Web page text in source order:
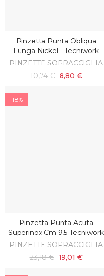
SCOPRI
Pinzetta Punta Obliqua
Lunga Nickel - Tecniwork
PINZETTE SOPRACCIGLIA
10,74 € 8,80 €
-18%
AGGIUNGI AL CARRELLO
Pinzetta Punta Acuta
Superinox Cm 9,5 Tecniwork
PINZETTE SOPRACCIGLIA
23,18 € 19,01 €